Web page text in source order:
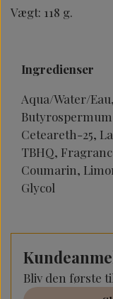
Vægt: 118 g.
Ingredienser
Aqua/Water/
Ceteareth-25,
TBHQ,
Coumarin,
Glycol
Bliv den første